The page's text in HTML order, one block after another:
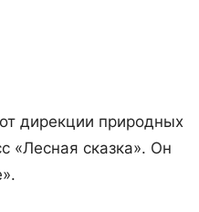
дирекции природных
«Лесная сказка». Он